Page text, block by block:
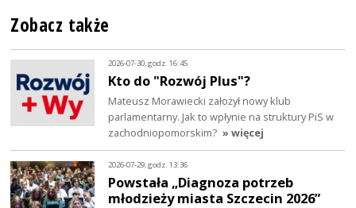
Zobacz także
2026-07-30, godz. 16:45
Kto do "Rozwój Plus"?
Mateusz Morawiecki założył nowy klub
parlamentarny. Jak to wpłynie na struktury PiS w
zachodniopomorskim? » więcej
2026-07-29, godz. 13:36
Powstała „Diagnoza potrzeb
młodzieży miasta Szczecin 2026”